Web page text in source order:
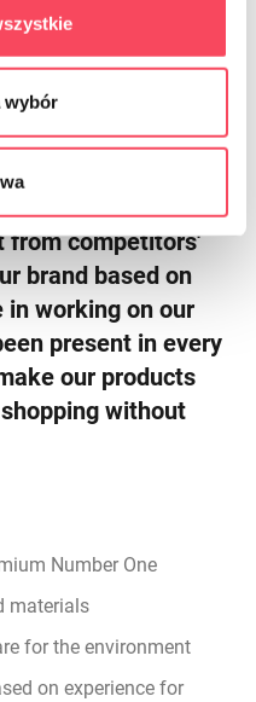
wybór
home products
that is always
from competitors'
brand based on
in working on our
present in every
our products
without
Number One
materials
for the environment
on experience for